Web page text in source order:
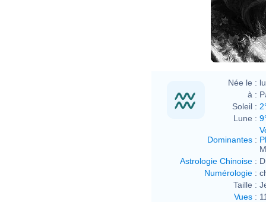
Née le :
à :
Soleil :
Lune :
Dominantes :
Astrologie Chinoise :
Numérologie :
Taille :
Vues :